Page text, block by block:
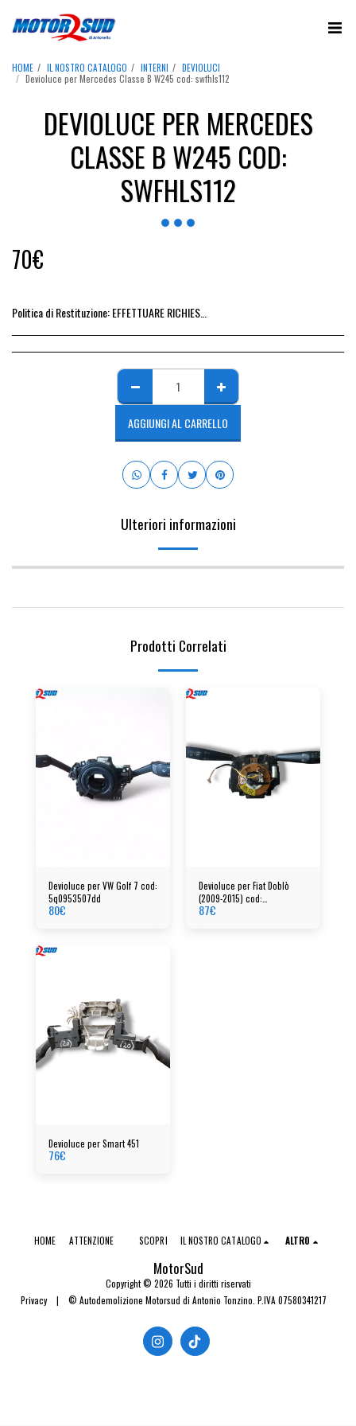
HOME IL NOSTRO CATALOGO INTERNI
DEVIOLUCI
Devioluce per Mercedes Classe B W245 cod: swfhls112
DEVIOLUCE PER MERCEDES
CLASSE B W245 COD:
SWFHLS112
70€
Politica di Restituzione:EFFETTUARE RICHIESTA DI RESO ENTRO 14 GIORNI DALL&#039;ACQUISTO DEL RICAMBIO, IL RIMBORSO VIENE EMESSO ALLA CONSEGNA DEL RICAMBIO IN SEDE.
AGGIUNGI AL CARRELLO
Ulteriori informazioni
Prodotti Correlati
Devioluce per VW Golf 7 cod:
5q0953507dd
80€
Devioluce per Fiat Doblò
(2009-2015) cod:
07355042960
87€
Devioluce per Smart 451
76€
MotorSud
Copyright © 2026 Tutti i diritti riservati
Privacy| © Autodemolizione Motorsud di Antonio Tonzino. P.IVA 07580341217
HOME ATTENZIONE SCOPRI IL NOSTRO CATALOGO ALTRO